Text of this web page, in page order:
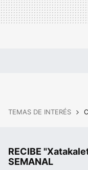
TEMAS DE INTERÉS
RECIBE
SEMANAL